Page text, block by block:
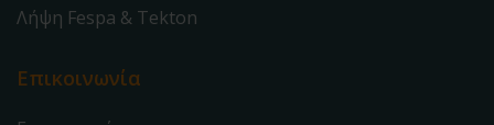
Λήψη Fespa & Tekton
Επικοινωνία